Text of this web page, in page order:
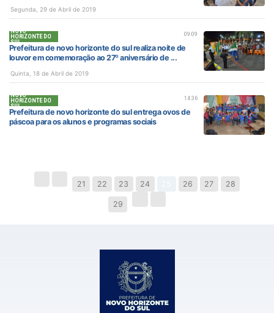
Segunda, 29 de Abril de 2019
09:09
NOVO
HORIZONTE DO
SUL
Prefeitura de novo horizonte do sul realiza noite de
louvor em comemoração ao 27º aniversário de ...
Quinta, 18 de Abril de 2019
14:36
NOVO
HORIZONTE DO
SUL
Prefeitura de novo horizonte do sul entrega ovos de
páscoa para os alunos e programas sociais
21 22 23 24 26 27 28
29